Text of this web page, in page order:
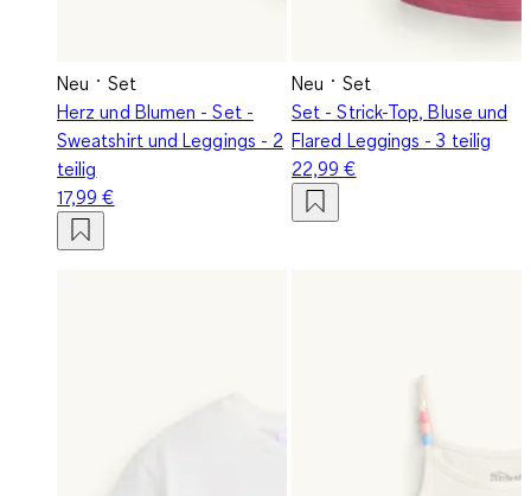
Neu
Set
Herz und Blumen - Set -
Sweatshirt und Leggings - 2
teilig
17,99 €
Neu
Set
Set - Strick-Top, Bluse und
Flared Leggings - 3 teilig
22,99 €